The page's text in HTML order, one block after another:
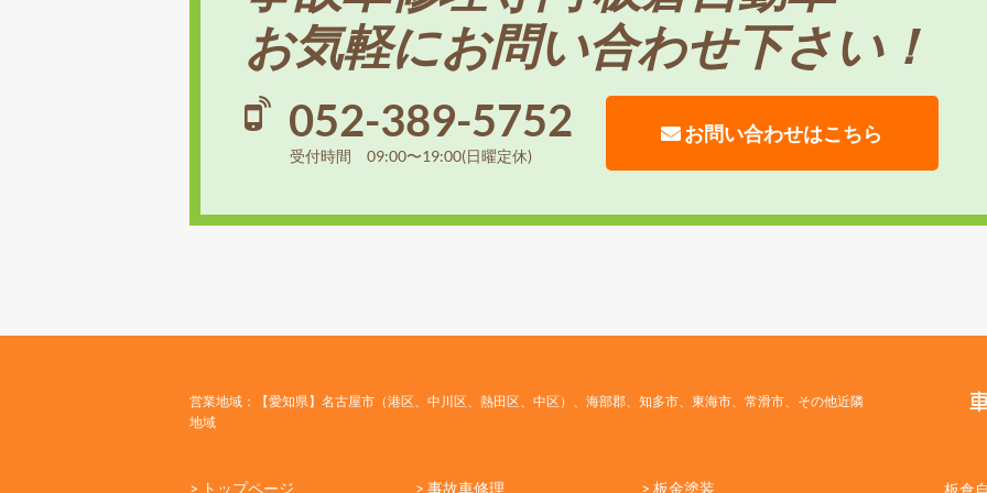
お気軽にお問い合わせ下さい！
052-389-5752
受付時間 09:00〜19:00(日曜定休)
お問い合わせはこちら
営業地域：【愛知県】名古屋市（港区、中川区、熱田区、中区）、海部郡、知多市、東海市、常滑市、その他近隣
地域
> トップページ > 事故車修理 > 板金塗装 板倉